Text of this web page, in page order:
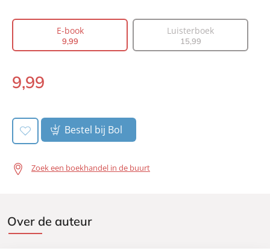
Verschijningsdatum:
08-02-2023
E-book
9,99
Luisterboek
15,99
E-
9,99
Bestel bij Bol
Zoek een boekhandel in de buurt
Over de auteur